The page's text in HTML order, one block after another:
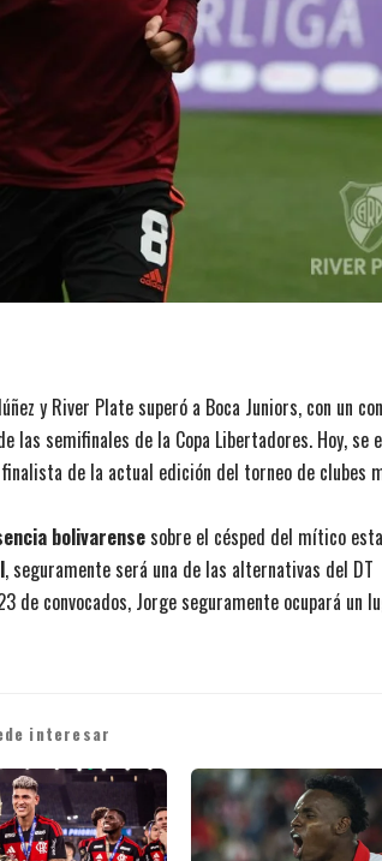
y River Plate superó a Boca Juniors, con un
las semifinales de la Copa Libertadores. Hoy, se
de la actual edición del torneo de clubes
bolivarensesobre el césped del mítico
, seguramente será una de las alternativas del DT
convocados, Jorge seguramente ocupará un
interesar